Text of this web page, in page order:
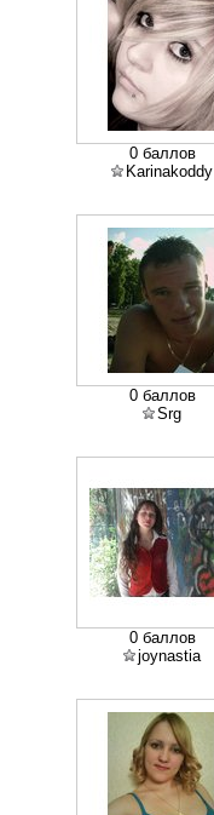
0 баллов
Karinakoddy
0 баллов
Srg
0 баллов
joynastia